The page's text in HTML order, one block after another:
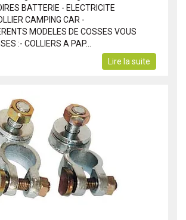
BATTERIE - ELECTRICITE
CAMPING CAR -
MODELES DE COSSES VOUS
:- COLLIERS A PAP...
Lire la suite